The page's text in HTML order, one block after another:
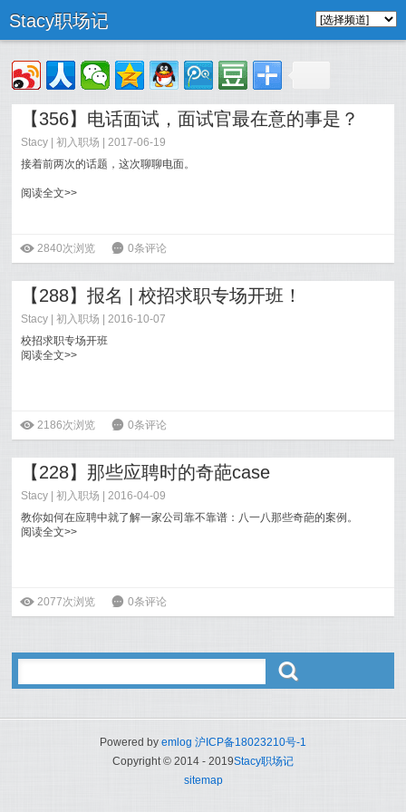
Stacy职场记
【356】电话面试，面试官最在意的事是？
Stacy |初入职场
| 2017-06-19
接着前两次的话题，这次聊聊电面。
阅读全文>>
ė 2840次浏览 6 0条评论
【288】报名 | 校招求职专场开班！
Stacy |初入职场
| 2016-10-07
校招求职专场开班
阅读全文>>
ė 2186次浏览 6 0条评论
【228】那些应聘时的奇葩case
Stacy |初入职场
| 2016-04-09
教你如何在应聘中就了解一家公司靠不靠谱：八一八那些奇葩的案例。
阅读全文>>
ė 2077次浏览 6 0条评论
ő
Powered by emlog 沪ICP备18023210号-1
Copyright © 2014 - 2019Stacy职场记
sitemap